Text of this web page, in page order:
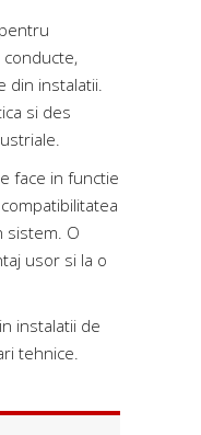
din instalatii.
si des
face in functie
sistem. O
usor si la o
instalatii de
tehnice.